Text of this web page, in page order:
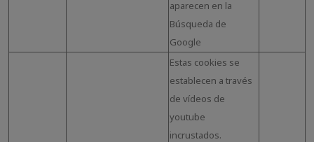
aparecen en la
Búsqueda de
Google
Estas cookies se
establecen a través
de vídeos de
youtube
incrustados.